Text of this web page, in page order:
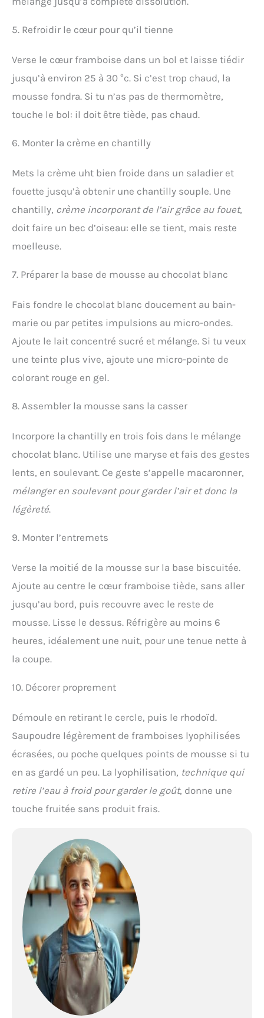
5. Refroidir le cœur pour qu’il tienne
Verse le cœur framboise dans un bol et laisse tiédir
jusqu’à environ 25 à 30 °c. Si c’est trop chaud, la
mousse fondra. Si tu n’as pas de thermomètre,
touche le bol: il doit être tiède, pas chaud.
6. Monter la crème en chantilly
Mets la crème uht bien froide dans un saladier et
fouette jusqu’à obtenir une chantilly souple. Une
chantilly, crème incorporant de l’air grâce au fouet,
doit faire un bec d’oiseau: elle se tient, mais reste
moelleuse.
7. Préparer la base de mousse au chocolat blanc
Fais fondre le chocolat blanc doucement au bain-
marie ou par petites impulsions au micro-ondes.
Ajoute le lait concentré sucré et mélange. Si tu veux
une teinte plus vive, ajoute une micro-pointe de
colorant rouge en gel.
8. Assembler la mousse sans la casser
Incorpore la chantilly en trois fois dans le mélange
chocolat blanc. Utilise une maryse et fais des gestes
lents, en soulevant. Ce geste s’appelle macaronner,
mélanger en soulevant pour garder l’air et donc la
légèreté.
9. Monter l’entremets
Verse la moitié de la mousse sur la base biscuitée.
Ajoute au centre le cœur framboise tiède, sans aller
jusqu’au bord, puis recouvre avec le reste de
mousse. Lisse le dessus. Réfrigère au moins 6
heures, idéalement une nuit, pour une tenue nette à
la coupe.
10. Décorer proprement
Démoule en retirant le cercle, puis le rhodoïd.
Saupoudre légèrement de framboises lyophilisées
écrasées, ou poche quelques points de mousse si tu
en as gardé un peu. La lyophilisation, technique qui
retire l’eau à froid pour garder le goût, donne une
touche fruitée sans produit frais.